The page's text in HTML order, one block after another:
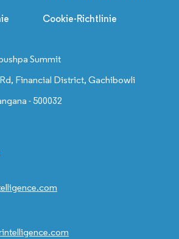
Cookie-Richtlinie
Summit
Financial District, Gachibowli
- 500032